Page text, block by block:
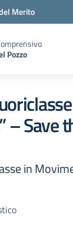
Merito
Pozzo
– Save
in